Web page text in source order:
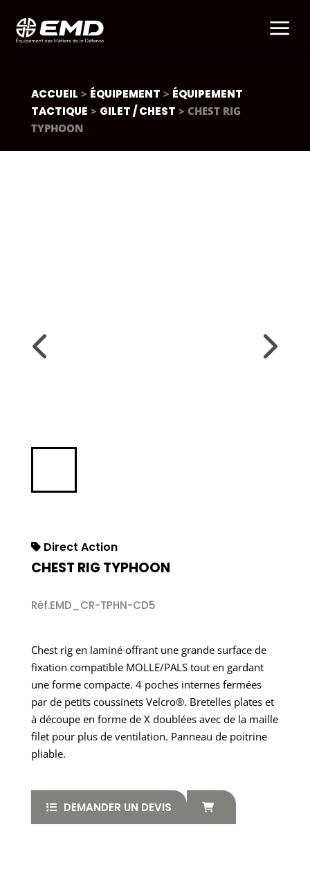
a
ACCUEIL > ÉQUIPEMENT > ÉQUIPEMENT
TACTIQUE > GILET / CHEST > CHEST RIG
TYPHOON
Direct Action
CHEST RIG TYPHOON
Réf.EMD_CR-TPHN-CD5
Chest rig en laminé offrant une grande surface de
fixation compatible MOLLE/PALS tout en gardant
une forme compacte. 4 poches internes fermées
par de petits coussinets Velcro®. Bretelles plates et
à découpe en forme de X doublées avec de la maille
filet pour plus de ventilation. Panneau de poitrine
pliable.
DEMANDER UN DEVIS